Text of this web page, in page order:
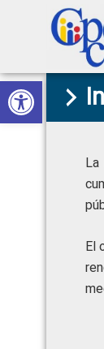
Abrir barra de
Skip
to
primary
Skip
to
main
Skip
to
primary
Skip
to
footer
de
Poder
La
El